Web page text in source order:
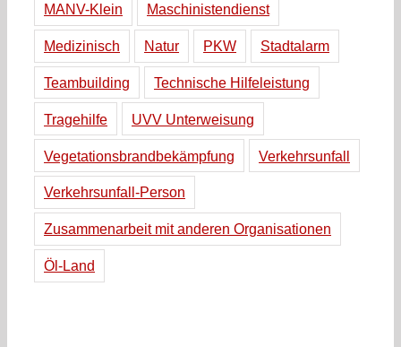
MANV-Klein Maschinistendienst
Medizinisch Natur PKW Stadtalarm
Teambuilding Technische Hilfeleistung
Tragehilfe UVV Unterweisung
Vegetationsbrandbekämpfung Verkehrsunfall
Verkehrsunfall-Person
Zusammenarbeit mit anderen Organisationen
Öl-Land